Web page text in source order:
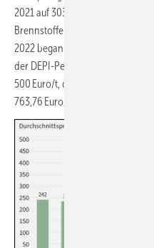
2021 auf 303 Euro/t. Zuvor
Brennstoffe und Rohstoffe
2022 begann Russlands
der DEPI-Pelletpreis von Juli
500 Euro/t, der höchste 6-t-
763,76 Euro/t angegeben.